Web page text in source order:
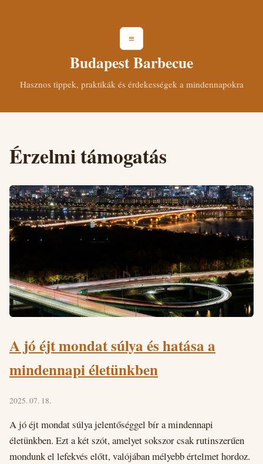
≡
Budapest Barbecue
Hasznos tippek, praktikák és érdekességek a mindennapokra
Érzelmi támogatás
A jó éjt mondat súlya és hatása a
mindennapi életünkben
2025. 07. 18.
A jó éjt mondat súlya jelentőséggel bír a mindennapi
életünkben. Ezt a két szót, amelyet sokszor csak rutinszerűen
mondunk el lefekvés előtt, valójában mélyebb értelmet hordoz.